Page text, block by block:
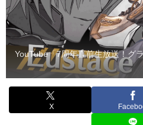
YouTube「7周年直前生放送！グ
X